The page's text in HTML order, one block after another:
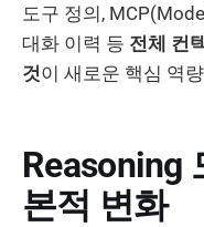
도구 정의,
대화 이력 등 전체 컨
것이 새로운 핵심 역
Reasoning
본적 변화